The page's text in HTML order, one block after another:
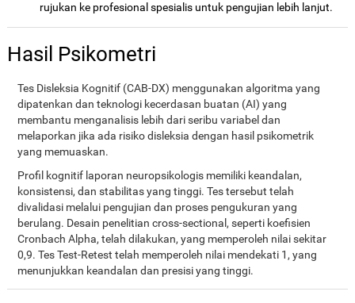
rujukan ke profesional spesialis untuk pengujian lebih lanjut.
Hasil Psikometri
Tes Disleksia Kognitif (CAB-DX) menggunakan algoritma yang
dipatenkan dan teknologi kecerdasan buatan (AI) yang
membantu menganalisis lebih dari seribu variabel dan
melaporkan jika ada risiko disleksia dengan hasil psikometrik
yang memuaskan.
Profil kognitif laporan neuropsikologis memiliki keandalan,
konsistensi, dan stabilitas yang tinggi. Tes tersebut telah
divalidasi melalui pengujian dan proses pengukuran yang
berulang. Desain penelitian cross-sectional, seperti koefisien
Cronbach Alpha, telah dilakukan, yang memperoleh nilai sekitar
0,9. Tes Test-Retest telah memperoleh nilai mendekati 1, yang
menunjukkan keandalan dan presisi yang tinggi.